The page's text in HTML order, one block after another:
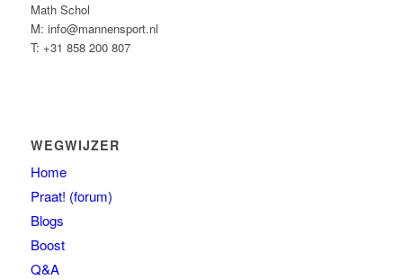
Math Schol
M: info@mannensport.nl
T: +31 858 200 807
WEGWIJZER
Home
Praat! (forum)
Blogs
Boost
Q&A